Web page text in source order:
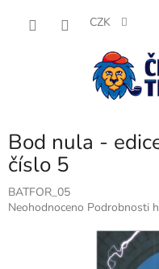
CZK
Bod nula -
číslo 5
BATFOR_05
Průměrné
Neohodnoceno Podrobnosti